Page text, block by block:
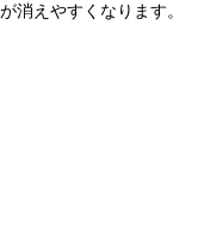
消えやすくなります。